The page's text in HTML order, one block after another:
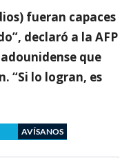
fueran capaces
declaró a la AFP
que
“Si lo logran, es
AVÍSANOS